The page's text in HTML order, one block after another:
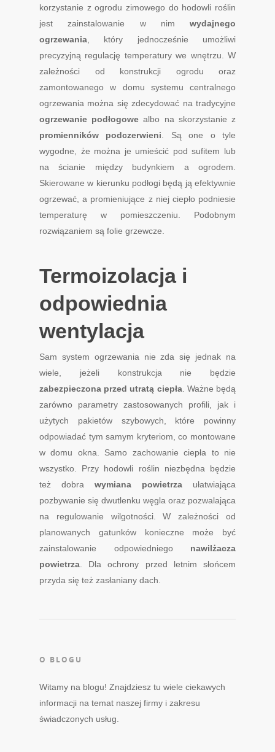
korzystanie z ogrodu zimowego do hodowli roślin
jest zainstalowanie w nim wydajnego
ogrzewania, który jednocześnie umożliwi
precyzyjną regulację temperatury we wnętrzu. W
zależności od konstrukcji ogrodu oraz
zamontowanego w domu systemu centralnego
ogrzewania można się zdecydować na tradycyjne
ogrzewanie podłogowe albo na skorzystanie z
promienników podczerwieni. Są one o tyle
wygodne, że można je umieścić pod sufitem lub
na ścianie między budynkiem a ogrodem.
Skierowane w kierunku podłogi będą ją efektywnie
ogrzewać, a promieniujące z niej ciepło podniesie
temperaturę w pomieszczeniu. Podobnym
rozwiązaniem są folie grzewcze.
Termoizolacja i
odpowiednia
wentylacja
Sam system ogrzewania nie zda się jednak na
wiele, jeżeli konstrukcja nie będzie
zabezpieczona przed utratą ciepła. Ważne będą
zarówno parametry zastosowanych profili, jak i
użytych pakietów szybowych, które powinny
odpowiadać tym samym kryteriom, co montowane
w domu okna. Samo zachowanie ciepła to nie
wszystko. Przy hodowli roślin niezbędna będzie
też dobra wymiana powietrza ułatwiająca
pozbywanie się dwutlenku węgla oraz pozwalająca
na regulowanie wilgotności. W zależności od
planowanych gatunków konieczne może być
zainstalowanie odpowiedniego nawilżacza
powietrza. Dla ochrony przed letnim słońcem
przyda się też zasłaniany dach.
O BLOGU
Witamy na blogu! Znajdziesz tu wiele ciekawych
informacji na temat naszej firmy i zakresu
świadczonych usług.